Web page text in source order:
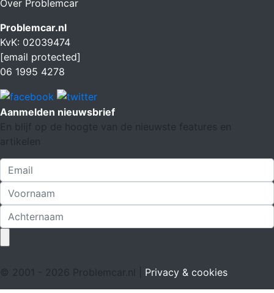
Over Problemcar
Problemcar.nl
KvK: 02039474
[email protected]
06 1995 4278
Aanmelden nieuwsbrief
En blijf op de hoogte van de nieuwste features en
artikelen
© 2001 - 2026 Problemcar.nl | Privacy & cookies